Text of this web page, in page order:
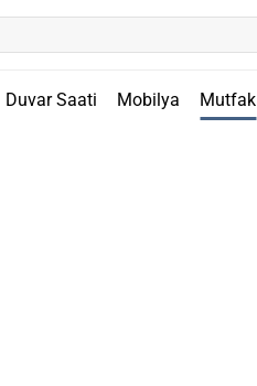
Duvar Saati Mobilya Mutfak